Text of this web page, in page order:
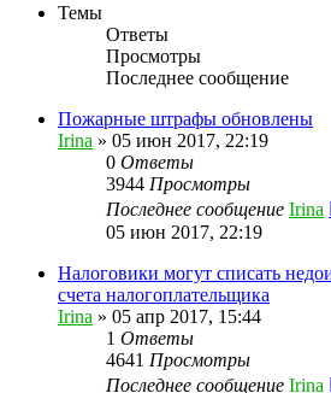
Темы
Ответы
Просмотры
Последнее сообщение
Пожарные штрафы обновлены
Irina » 05 июн 2017, 22:19
0 Ответы
3944 Просмотры
Последнее сообщение Irina
05 июн 2017, 22:19
Налоговики могут списать
счета налогоплательщика
Irina » 05 апр 2017, 15:44
1 Ответы
4641 Просмотры
Последнее сообщение Irina